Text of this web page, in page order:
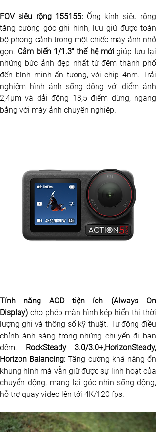
FOV siêu rộng 155155: Ống kính siêu rộng
tăng cường góc ghi hình, lưu giữ được toàn
bộ phong cảnh trong một chiếc máy ảnh nhỏ
gọn. Cảm biến 1/1.3″ thế hệ mới giúp lưu lại
những bức ảnh đẹp nhất từ đêm thành phố
đến bình minh ấn tượng, với chip 4nm. Trải
nghiệm hình ảnh sống động với điểm ảnh
2,4μm và dải động 13,5 điểm dừng, ngang
bằng với máy ảnh chuyên nghiệp.
Tính năng AOD tiện ích (Always On
Display) cho phép màn hình kép hiển thị thời
lượng ghi và thông số kỹ thuật. Tự động điều
chỉnh ánh sáng trong những chuyến đi ban
đêm. RockSteady 3.0/3.0+,HorizonSteady,
Horizon Balancing: Tăng cường khả năng ổn
khung hình mà vẫn giữ được sự linh hoạt của
chuyển động, mang lại góc nhìn sống động,
hỗ trợ quay video lên tới 4K/120 fps.